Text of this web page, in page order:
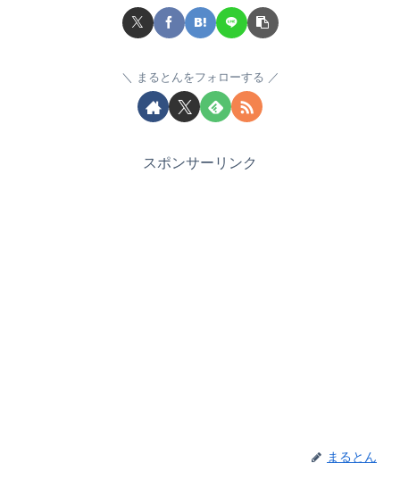
まるとんをフォローする
スポンサーリンク
まるとん